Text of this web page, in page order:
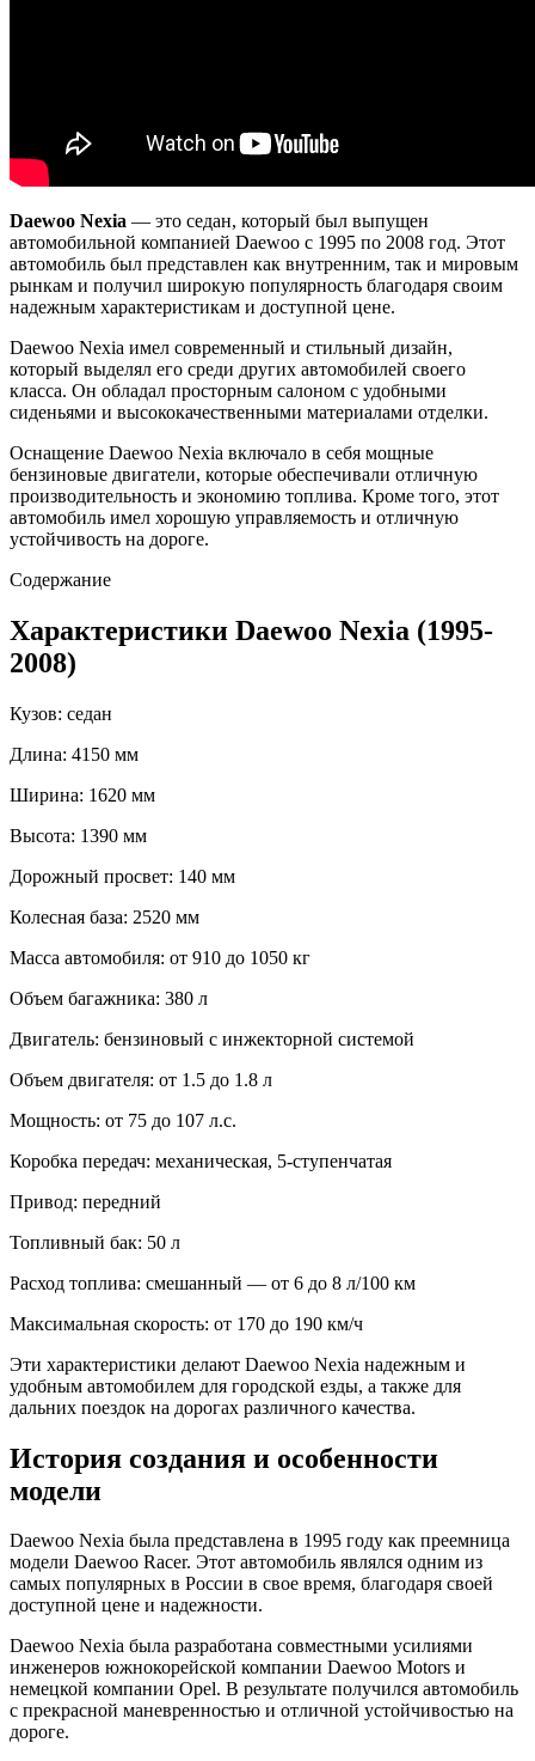
Daewoo Nexia — это седан, который был выпущен
автомобильной компанией Daewoo с 1995 по 2008 год. Этот
автомобиль был представлен как внутренним, так и мировым
рынкам и получил широкую популярность благодаря своим
надежным характеристикам и доступной цене.
Daewoo Nexia имел современный и стильный дизайн,
который выделял его среди других автомобилей своего
класса. Он обладал просторным салоном с удобными
сиденьями и высококачественными материалами отделки.
Оснащение Daewoo Nexia включало в себя мощные
бензиновые двигатели, которые обеспечивали отличную
производительность и экономию топлива. Кроме того, этот
автомобиль имел хорошую управляемость и отличную
устойчивость на дороге.
Содержание
Характеристики Daewoo Nexia (1995-
2008)
Кузов: седан
Длина: 4150 мм
Ширина: 1620 мм
Высота: 1390 мм
Дорожный просвет: 140 мм
Колесная база: 2520 мм
Масса автомобиля: от 910 до 1050 кг
Объем багажника: 380 л
Двигатель: бензиновый с инжекторной системой
Объем двигателя: от 1.5 до 1.8 л
Мощность: от 75 до 107 л.с.
Коробка передач: механическая, 5-ступенчатая
Привод: передний
Топливный бак: 50 л
Расход топлива: смешанный — от 6 до 8 л/100 км
Максимальная скорость: от 170 до 190 км/ч
Эти характеристики делают Daewoo Nexia надежным и
удобным автомобилем для городской езды, а также для
дальних поездок на дорогах различного качества.
История создания и особенности
модели
Daewoo Nexia была представлена в 1995 году как преемница
модели Daewoo Racer. Этот автомобиль являлся одним из
самых популярных в России в свое время, благодаря своей
доступной цене и надежности.
Daewoo Nexia была разработана совместными усилиями
инженеров южнокорейской компании Daewoo Motors и
немецкой компании Opel. В результате получился автомобиль
с прекрасной маневренностью и отличной устойчивостью на
дороге.